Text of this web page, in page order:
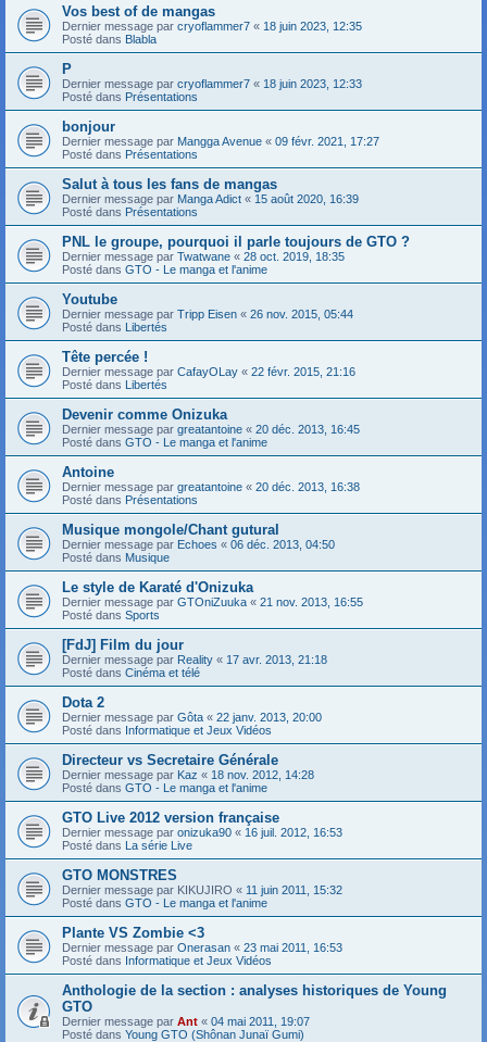
Vos best of de mangas
Dernier message par cryoflammer7 « 18 juin 2023, 12:35
Posté dans Blabla
P
Dernier message par cryoflammer7 « 18 juin 2023, 12:33
Posté dans Présentations
bonjour
Dernier message par Mangga Avenue « 09 févr. 2021, 17:27
Posté dans Présentations
Salut à tous les fans de mangas
Dernier message par Manga Adict « 15 août 2020, 16:39
Posté dans Présentations
PNL le groupe, pourquoi il parle toujours de GTO ?
Dernier message par Twatwane « 28 oct. 2019, 18:35
Posté dans GTO - Le manga et l'anime
Youtube
Dernier message par Tripp Eisen « 26 nov. 2015, 05:44
Posté dans Libertés
Tête percée !
Dernier message par CafayOLay « 22 févr. 2015, 21:16
Posté dans Libertés
Devenir comme Onizuka
Dernier message par greatantoine « 20 déc. 2013, 16:45
Posté dans GTO - Le manga et l'anime
Antoine
Dernier message par greatantoine « 20 déc. 2013, 16:38
Posté dans Présentations
Musique mongole/Chant gutural
Dernier message par Echoes « 06 déc. 2013, 04:50
Posté dans Musique
Le style de Karaté d'Onizuka
Dernier message par GTOniZuuka « 21 nov. 2013, 16:55
Posté dans Sports
[FdJ] Film du jour
Dernier message par Reality « 17 avr. 2013, 21:18
Posté dans Cinéma et télé
Dota 2
Dernier message par Gôta « 22 janv. 2013, 20:00
Posté dans Informatique et Jeux Vidéos
Directeur vs Secretaire Générale
Dernier message par Kaz « 18 nov. 2012, 14:28
Posté dans GTO - Le manga et l'anime
GTO Live 2012 version française
Dernier message par onizuka90 « 16 juil. 2012, 16:53
Posté dans La série Live
GTO MONSTRES
Dernier message par KIKUJIRO « 11 juin 2011, 15:32
Posté dans GTO - Le manga et l'anime
Plante VS Zombie <3
Dernier message par Onerasan « 23 mai 2011, 16:53
Posté dans Informatique et Jeux Vidéos
Anthologie de la section : analyses historiques de Young
GTO
Dernier message par Ant « 04 mai 2011, 19:07
Posté dans Young GTO (Shônan Junaï Gumi)